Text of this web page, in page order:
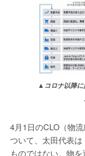
▲コロナ以降に
4月1日のCLO（物
ついて、太田代表
ものではない。物